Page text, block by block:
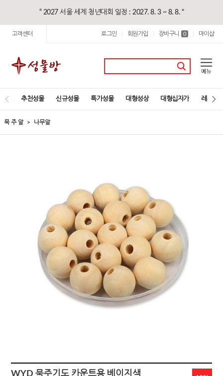
“ 2027 서울 세계 청년대회 일정 : 2027. 8. 3 ~ 8. 8. "
고객센터 로그인 회원가입 장바구니 0 마이샵
추천성물 신규성물 특가성물 대형성상 대형십자가 레지오
묵 주 알 나무알
WYD 묵주기도 카운트용 베이지색